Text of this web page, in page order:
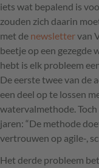
iets wat bepalend is
zouden zich daarin
met de newslettervan
beetje op een gezegde
hebt is elk probleem
De eerste twee van de
een deel op te lossen
watervalmethode. Toch
jaren: “De methode
vertrouwen op agile-,
Het derde probleem